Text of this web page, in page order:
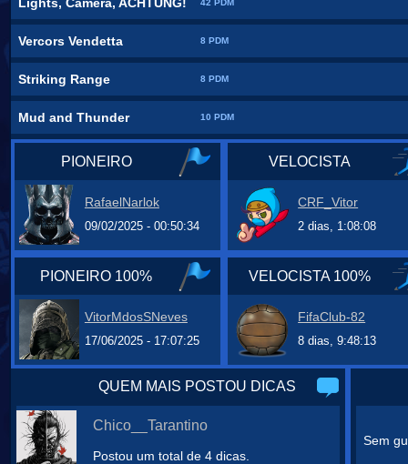
42 PDM
Vercors Vendetta 8 PDM
Striking Range 8 PDM
Mud and Thunder 10 PDM
PIONEIRO
RafaelNarlok
09/02/2025 - 00:50:34
VELOCISTA
CRF_Vitor
2 dias, 1:08:08
PIONEIRO 100%
VitorMdosSNeves
17/06/2025 - 17:07:25
VELOCISTA 100%
FifaClub-82
8 dias, 9:48:13
QUEM MAIS POSTOU DICAS
Chico__Tarantino
Postou um total de 4 dicas.
Sem